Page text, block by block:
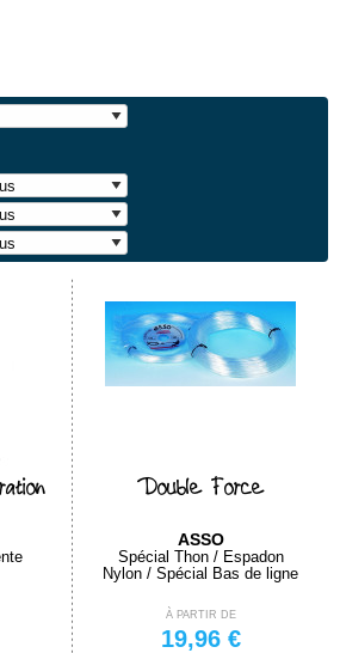
Double Force
ASSO
Spécial Thon / Espadon
Nylon / Spécial Bas de ligne
À PARTIR DE
19,96 €